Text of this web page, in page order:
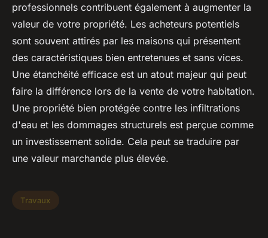
professionnels contribuent également à augmenter la
valeur de votre propriété. Les acheteurs potentiels
sont souvent attirés par les maisons qui présentent
des caractéristiques bien entretenues et sans vices.
Une étanchéité efficace est un atout majeur qui peut
faire la différence lors de la vente de votre habitation.
Une propriété bien protégée contre les infiltrations
d'eau et les dommages structurels est perçue comme
un investissement solide. Cela peut se traduire par
une valeur marchande plus élevée.
Travaux